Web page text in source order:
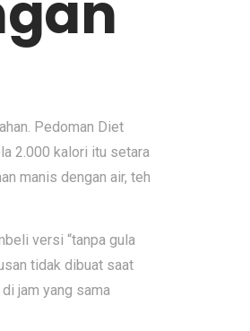
Pedoman Diet
2.000 kalori itu setara
manis dengan air, teh
versi “tanpa gula
tidak dibuat saat
jam yang sama